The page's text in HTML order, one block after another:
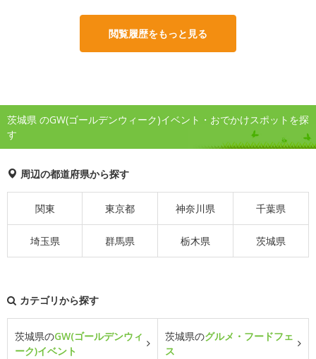
閲覧履歴をもっと見る
茨城県 のGW(ゴールデンウィーク)イベント・おでかけスポットを探
す
周辺の都道府県から探す
関東 東京都 神奈川県 千葉県
埼玉県 群馬県 栃木県 茨城県
カテゴリから探す
茨城県のGW(ゴールデンウィ
ーク)イベント
茨城県のグルメ・フードフェ
ス